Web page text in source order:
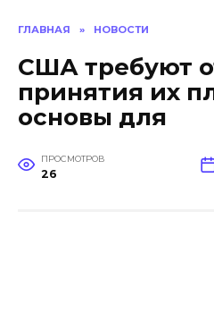
ГЛАВНАЯ » НОВОСТИ
США требуют
принятия их
основы для
ПРОСМОТРОВ
26